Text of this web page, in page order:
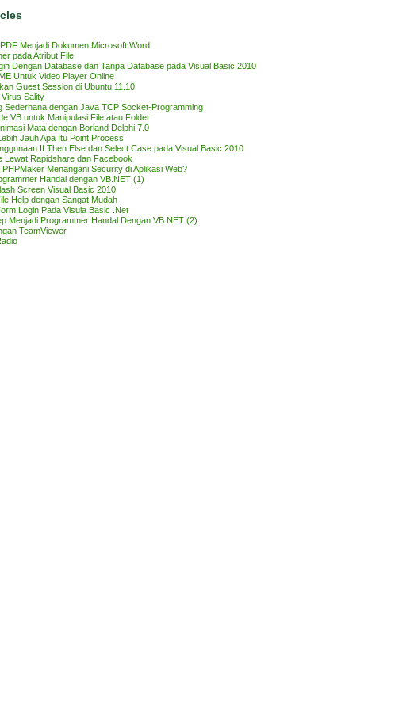
Menjadi Dokumen Microsoft Word
pada Atribut File
Dengan Database dan Tanpa Database pada Visual Basic 2010
Untuk Video Player Online
Guest Session di Ubuntu 11.10
Sality
Sederhana dengan Java TCP Socket-Programming
VB untuk Manipulasi File atau Folder
Mata dengan Borland Delphi 7.0
Jauh Apa Itu Point Process
If Then Else dan Select Case pada Visual Basic 2010
Lewat Rapidshare dan Facebook
PHPMaker Menangani Security di Aplikasi Web?
Handal dengan VB.NET (1)
Screen Visual Basic 2010
Help dengan Sangat Mudah
Login Pada Visula Basic .Net
Menjadi Programmer Handal Dengan VB.NET (2)
TeamViewer